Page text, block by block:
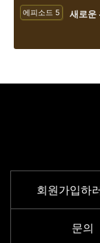
에피소드 5 새로운
회원가입하
문의